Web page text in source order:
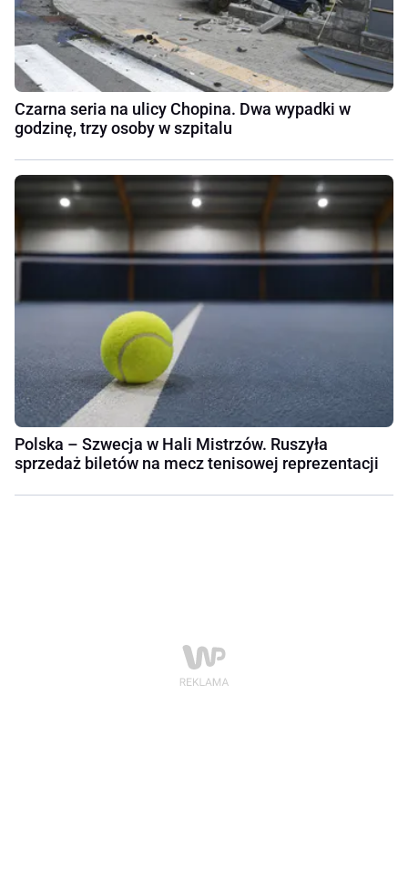
Czarna seria na ulicy Chopina. Dwa wypadki w
godzinę, trzy osoby w szpitalu
Polska – Szwecja w Hali Mistrzów. Ruszyła
sprzedaż biletów na mecz tenisowej reprezentacji